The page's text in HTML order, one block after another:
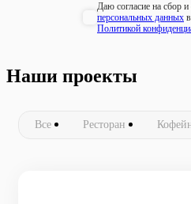
Даю согласие на сбор
персональных данных
Политикой
Наши проекты
Все Ресторан